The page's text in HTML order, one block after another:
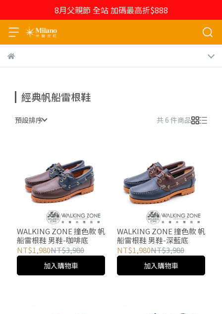
8月父親節 全站 加碼最高折$888
經典帆船雷根鞋
預設排序 共 6 件商品
WALKING ZONE 撞色款 帆
船雷根鞋 男鞋-咖啡底
NT$1,980NT$3,980
加入購物車
WALKING ZONE 撞色款 帆
船雷根鞋 男鞋-深藍底
NT$1,980NT$3,980
加入購物車